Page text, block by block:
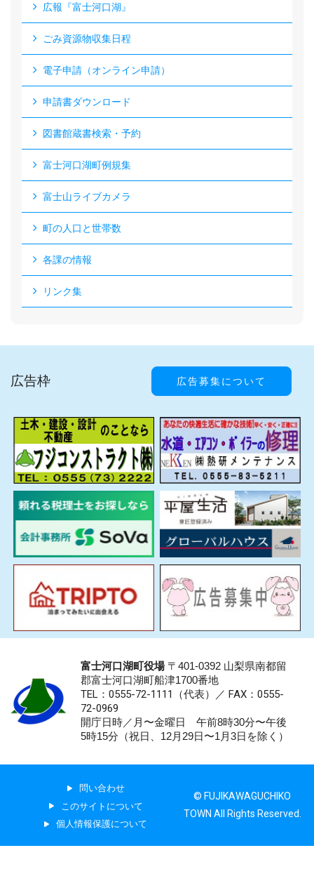
広報『富士河口湖』
ごみ資源物収集日程
電子申請（オンライン申請）
申請書ダウンロード
図書館蔵書検索・予約
富士河口湖町例規集
富士山ライブカメラ
町の人口と世帯数
各課の情報
リンク集
広告枠 広告募集について
富士河口湖町役場〒401-0392 山梨県南都留
郡富士河口湖町船津1700番地
TEL：0555-72-1111 （代表）／ FAX：0555-
72-0969
開庁日時／月〜金曜日 午前8時30分〜午後
5時15分（祝日、12月29日〜1月3日を除く）
問い合わせ
このサイトについて
個人情報保護について
© FUJIKAWAGUCHIKO
TOWN All Rights Reserved.